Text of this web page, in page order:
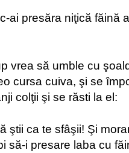
ai presăra niţică făină
vrea să umble cu
cursa cuiva, şi se
colţii şi se răsti la el:
ştii ca te sfâşii! Şi
să-i presare laba cu